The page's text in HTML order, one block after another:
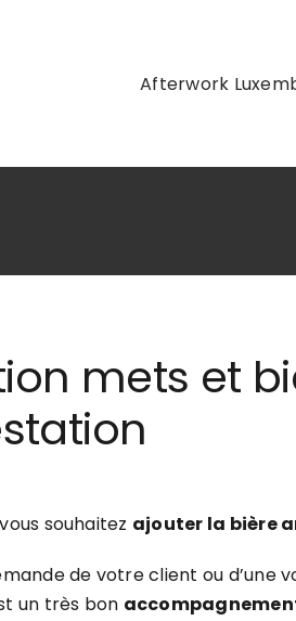
Afterwork
mets et
souhaitez ajouter la bière
de votre client ou
un très bon